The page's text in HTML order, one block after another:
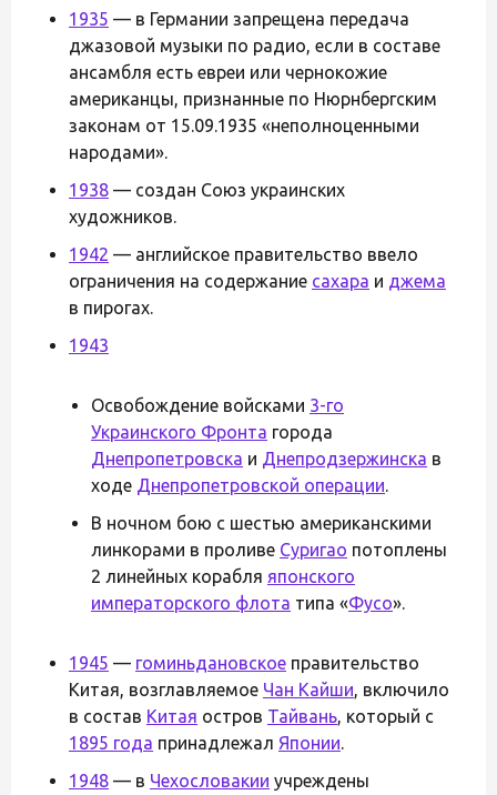
1935 — в Германии запрещена передача
джазовой музыки по радио, если в составе
ансамбля есть евреи или чернокожие
американцы, признанные по Нюрнбергским
законам от 15.09.1935 «неполноценными
народами».
1938 — создан Союз украинских
художников.
1942 — английское правительство ввело
ограничения на содержание сахара и джема
в пирогах.
1943
Освобождение войсками 3-го
Украинского Фронта города
Днепропетровска и Днепродзержинска в
ходе Днепропетровской операции.
В ночном бою с шестью американскими
линкорами в проливе Суригао потоплены
2 линейных корабля японского
императорского флота типа «Фусо».
1945 — гоминьдановское правительство
Китая, возглавляемое Чан Кайши, включило
в состав Китая остров Тайвань, который с
1895 года принадлежал Японии.
1948 — в Чехословакии учреждены